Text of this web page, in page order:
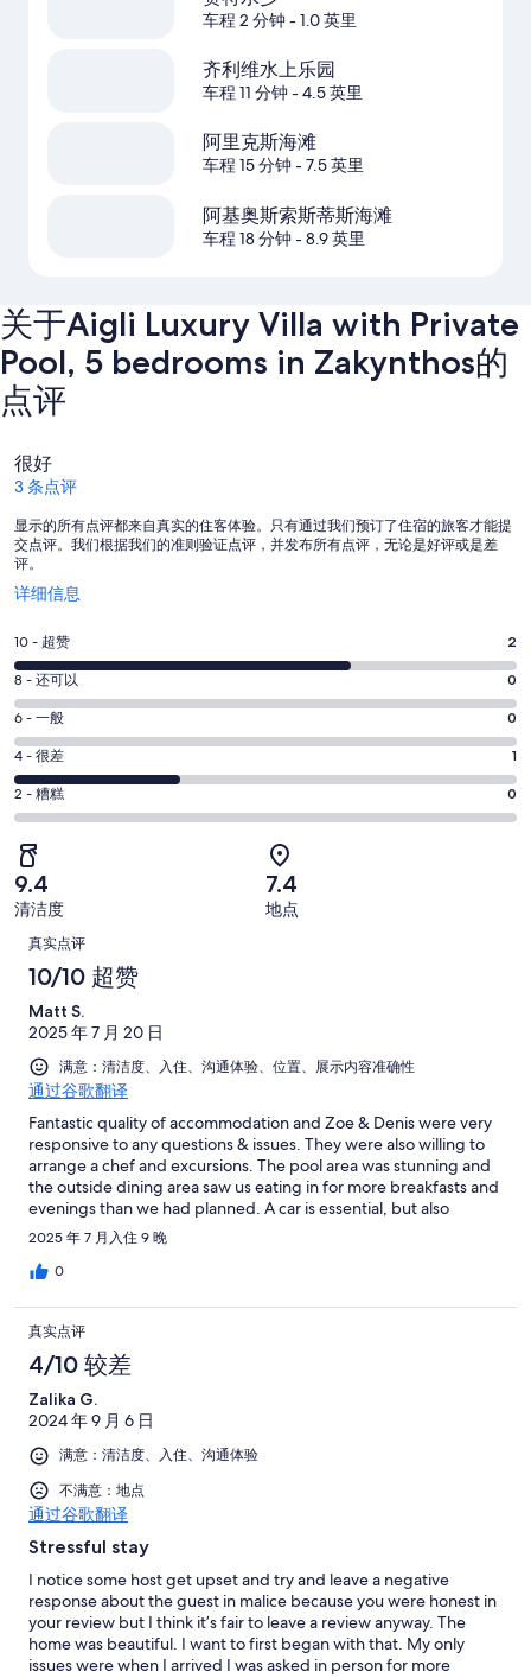
车程 2 分钟- 1.0 英里
齐利维水上乐园
车程 11 分钟- 4.5 英里
阿里克斯海滩
车程 15 分钟- 7.5 英里
阿基奥斯索斯蒂斯海滩
车程 18 分钟- 8.9 英里
关于Aigli Luxury Villa with Private
Pool, 5 bedrooms in Zakynthos的
点评
点
评
很好
3 条点评
显示的所有点评都来自真实的住客体验。只有通过我们预订了住宿的旅客才能提
交点评。我们根据我们的准则验证点评，并发布所有点评，无论是好评或是差
评。
详细信息
在
窗
口
中
打
开
10
分
-
超
赞。
2
条
好
评，
共
有
条
点
评
10 - 超赞 2
8
分
-
还
可
以。
条
好
评，
共
有
条
点
评
8 - 还可以 0
6
分
-
一
般。
0
条
好
评，
共
有
条
评
6 - 一般 0
4
分
-
差。
1
条
好
评，
有
条
点
评
4 - 很差 1
2
分
-
糟
糕。
0
条
好
评，
共
条
点
评
2 - 糟糕 0
9.4
清洁度
7.4
地点
点
评
真实点评
10/10 超赞
Matt S.
2025 年 7 月 20 日
满意：清洁度、入住、沟通体验、位置、展示内容准确性
通过谷歌翻译
Fantastic quality of accommodation and Zoe & Denis were very
responsive to any questions & issues. They were also willing to
arrange a chef and excursions. The pool area was stunning and
the outside dining area saw us eating in for more breakfasts and
evenings than we had planned. A car is essential, but also
unlocks so many wonderful local towns for restaurants and
beaches.
2025 年 7 月入住 9 晚
0
真实点评
4/10 较差
Zalika G.
2024 年 9 月 6 日
满意：清洁度、入住、沟通体验
不满意：地点
通过谷歌翻译
Stressful stay
I notice some host get upset and try and leave a negative
response about the guest in malice because you were honest in
your review but I think it’s fair to leave a review anyway. The
home was beautiful. I want to first began with that. My only
issues were when I arrived I was asked in person for more